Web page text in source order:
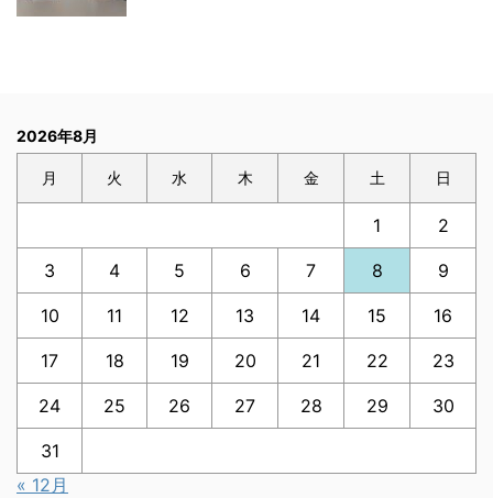
2026年8月
月 火 水 木 金 土 日
1 2
3 4 5 6 7 8 9
10 11 12 13 14 15 16
17 18 19 20 21 22 23
24 25 26 27 28 29 30
31
« 12月